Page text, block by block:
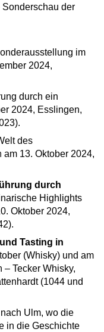
der
im
2024,
durch ein
2024, Esslingen,
des
13. Oktober 2024,
durch
Highlights
Oktober 2024,
Tasting in
(Whisky) und am
– Tecker Whisky,
(1044 und
Ulm, wo die
in die Geschichte